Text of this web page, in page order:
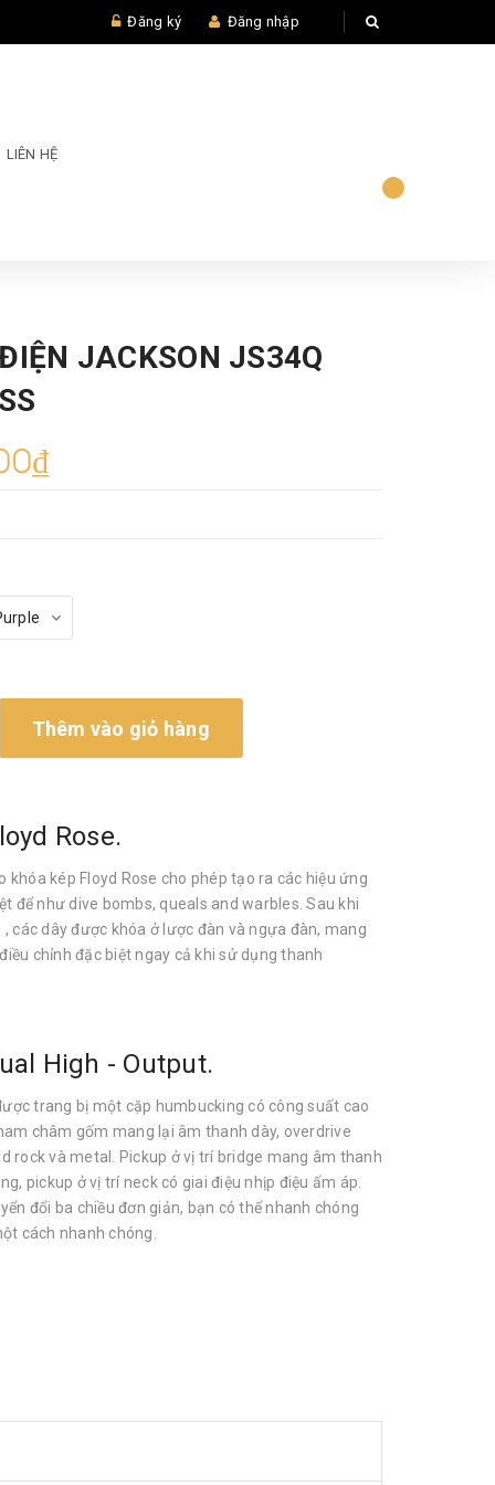
Đăng ký Đăng nhập
LIÊN HỆ
JACKSON JS34Q
Thêm vào giỏ hàng
Rose.
khóa kép Floyd Rose cho phép tạo ra các hiệu ứng
để như dive bombs, queals and warbles. Sau khi
, các dây được khóa ở lược đàn và ngựa đàn, mang
chỉnh đặc biệt ngay cả khi sử dụng thanh
High - Output.
trang bị một cặp humbucking có công suất cao
châm gốm mang lại âm thanh dày, overdrive
rock và metal. Pickup ở vị trí bridge mang âm thanh
pickup ở vị trí neck có giai điệu nhịp điệu ấm áp.
đổi ba chiều đơn giản, bạn có thể nhanh chóng
cách nhanh chóng.